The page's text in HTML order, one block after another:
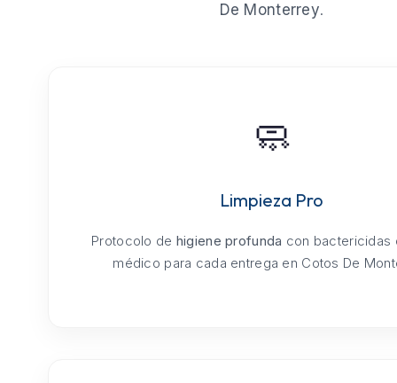
De Monterrey.
🧼
Limpieza Pro
Protocolo de higiene profunda con bactericidas
médico para cada entrega en Cotos De